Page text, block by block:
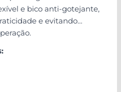
e bico anti-gotejante,
e evitando